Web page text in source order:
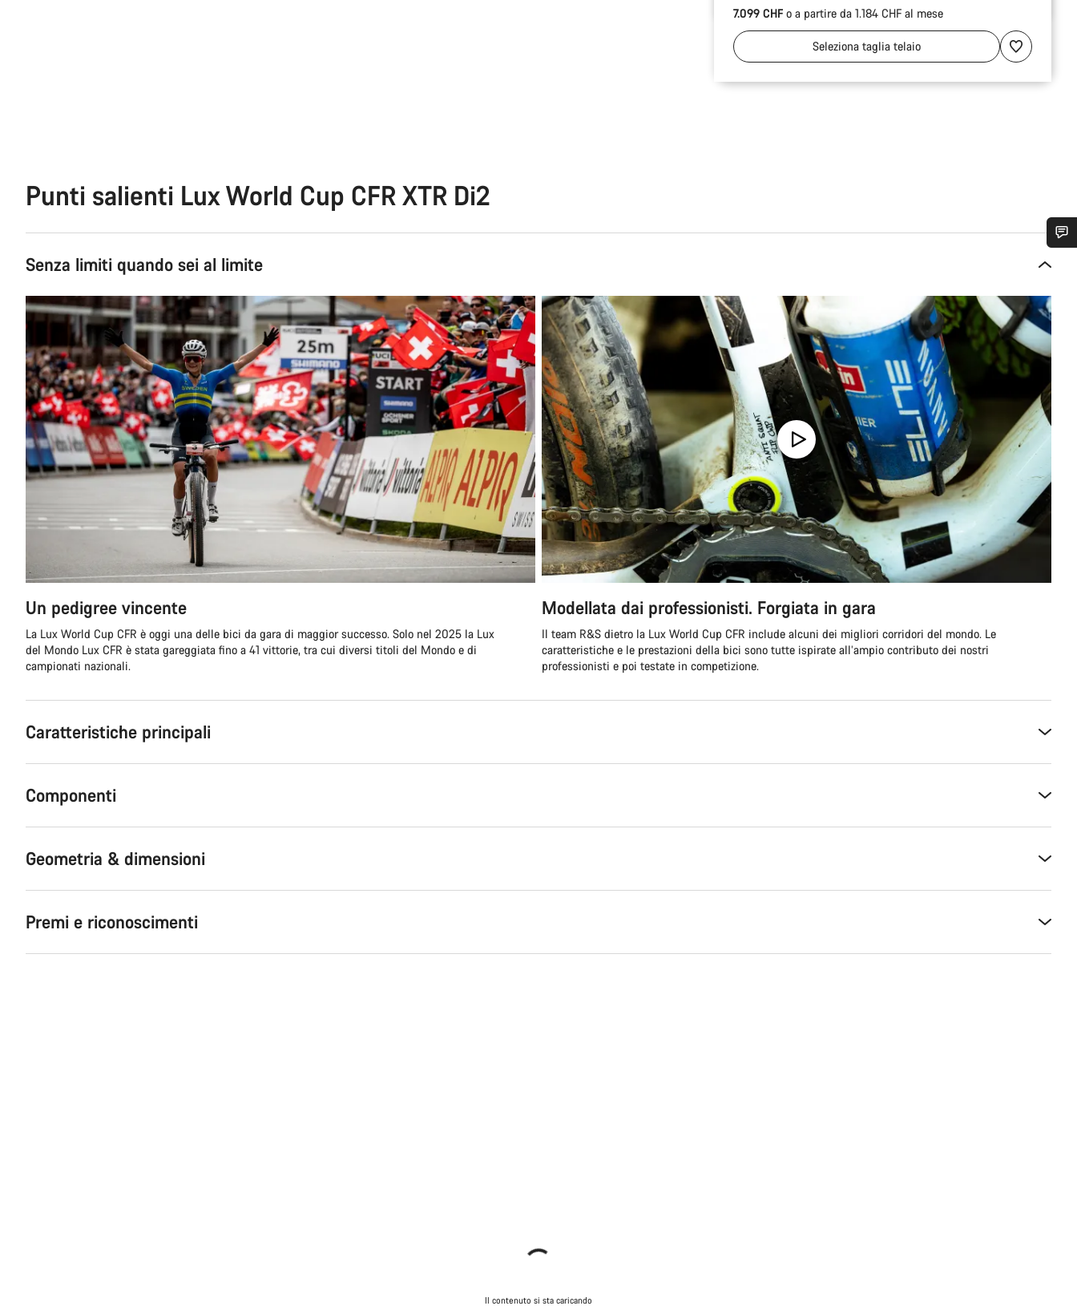
7.099 CHFo a partire da 1.184 CHF al mese
Seleziona taglia telaio
Punti salienti Lux World Cup CFR XTR Di2
Senza limiti quando sei al limite
Un pedigree vincente
La Lux World Cup CFR è oggi una delle bici da gara di maggior successo. Solo nel 2025 la Lux
del Mondo Lux CFR è stata gareggiata fino a 41 vittorie, tra cui diversi titoli del Mondo e di
campionati nazionali.
Modellata dai professionisti. Forgiata in gara
Il team R&S dietro la Lux World Cup CFR include alcuni dei migliori corridori del mondo. Le
caratteristiche e le prestazioni della bici sono tutte ispirate all’ampio contributo dei nostri
professionisti e poi testate in competizione.
Caratteristiche principali
Componenti
Geometria & dimensioni
Premi e riconoscimenti
Il contenuto si sta caricando
I nostri consulenti esperti sono a tua disposizione.
Avvia Chat
Chiudi